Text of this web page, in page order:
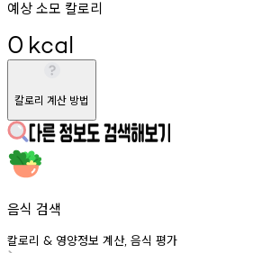
예상 소모 칼로리
0 kcal
칼로리 계산 방법
음식 검색
칼로리 & 영양정보 계산, 음식 평가